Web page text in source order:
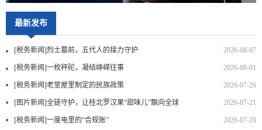
最新发布
[税务新闻]烈士墓前，五代人的接力守护 2026-08-07
[税务新闻]一枚秤砣，凝结峥嵘往事 2026-08-01
[税务新闻]老堂屋里制定的民族政策 2026-07-26
[图片新闻]全链守护，让桂北罗汉果“甜味儿”飘向全球 2026-07-21
[税务新闻]一度电里的“合规账” 2026-07-20